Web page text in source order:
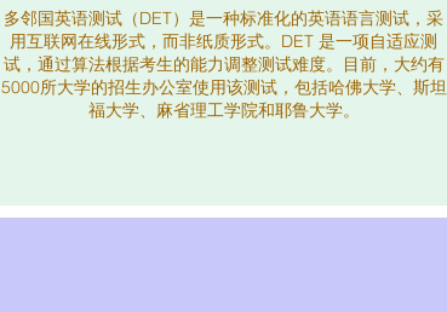
多邻国英语测试（DET）是一种标准化的英语语言测试，采
用互联网在线形式，而非纸质形式。DET 是一项自适应测
试，通过算法根据考生的能力调整测试难度。目前，大约有
5000所大学的招生办公室使用该测试，包括哈佛大学、斯坦
福大学、麻省理工学院和耶鲁大学。